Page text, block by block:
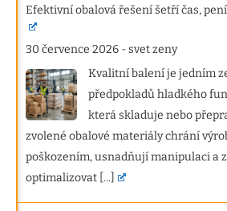
Efektivní obalová řešení šetří čas,
30 července 2026 -svet zeny
Kvalitní balení je jedním
předpokladů hladkého
která skladuje nebo
zvolené obalové materiály chrání
poškozením, usnadňují manipulaci a
optimalizovat [...]